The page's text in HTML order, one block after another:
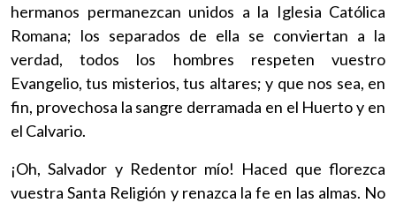
hermanos permanezcan unidos a la Iglesia Católica
Romana; los separados de ella se conviertan a la
verdad, todos los hombres respeten vuestro
Evangelio, tus misterios, tus altares; y que nos sea, en
fin, provechosa la sangre derramada en el Huerto y en
el Calvario.
¡Oh, Salvador y Redentor mío! Haced que florezca
vuestra Santa Religión y renazca la fe en las almas. No